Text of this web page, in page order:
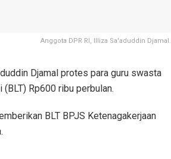
Anggota DPR RI, Illiza Sa'aduddin Djamal.
Djamal protes para guru swasta
Rp600 ribu perbulan.
BLT BPJS Ketenagakerjaan